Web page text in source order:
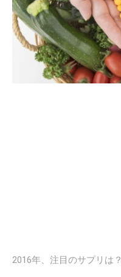
2016年、注目のサプリは？